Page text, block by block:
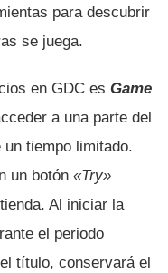
para descubrir
se juega.
en GDC es Game
a una parte del
tiempo limitado.
un botón «Try»
Al iniciar la
el periodo
título, conservará el